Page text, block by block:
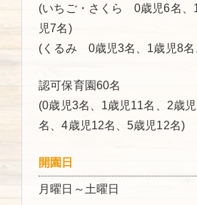
(いちご・さくら 0歳児6名、
児7名)
(くるみ 0歳児3名、1歳児8名
認可保育園60名
(0歳児3名、1歳児11名、2歳
名、4歳児12名、5歳児12名)
開園日
月曜日～土曜日